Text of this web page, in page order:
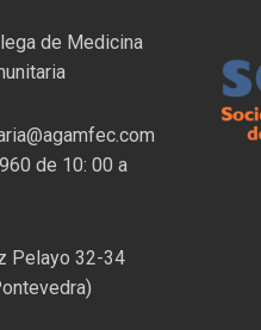
de Medicina
de 10: 00 a
Pelayo 32-34